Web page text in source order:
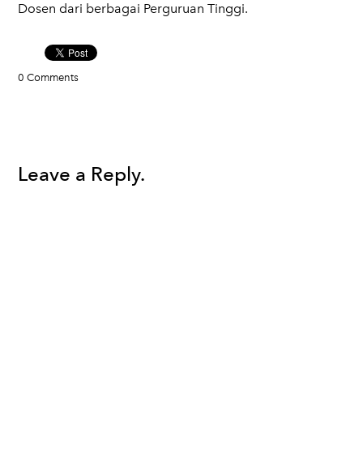
Dosen dari berbagai Perguruan Tinggi.
0 Comments
Leave a Reply.